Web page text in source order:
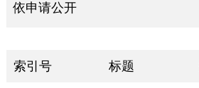
依申请公开
索引号 标题